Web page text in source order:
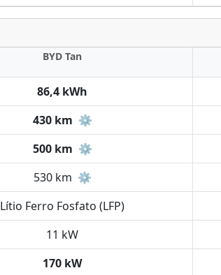
BYD Tan
86,4 kWh
430 km ⚙️
500 km ⚙️
530 km ⚙️
Lítio Ferro Fosfato (LFP)
11 kW
170 kW